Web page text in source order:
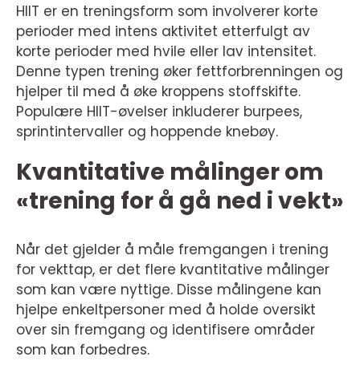
HIIT er en treningsform som involverer korte
perioder med intens aktivitet etterfulgt av
korte perioder med hvile eller lav intensitet.
Denne typen trening øker fettforbrenningen og
hjelper til med å øke kroppens stoffskifte.
Populære HIIT-øvelser inkluderer burpees,
sprintintervaller og hoppende knebøy.
Kvantitative målinger om
«trening for å gå ned i vekt»
Når det gjelder å måle fremgangen i trening
for vekttap, er det flere kvantitative målinger
som kan være nyttige. Disse målingene kan
hjelpe enkeltpersoner med å holde oversikt
over sin fremgang og identifisere områder
som kan forbedres.